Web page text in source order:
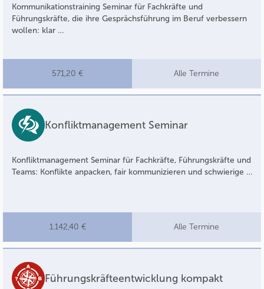
Kommunikationstraining Seminar für Fachkräfte und
Führungskräfte, die ihre Gesprächsführung im Beruf verbessern
wollen: klar …
571,20 € Alle Termine
Konfliktmanagement Seminar
Konfliktmanagement Seminar für Fachkräfte, Führungskräfte und
Teams: Konflikte anpacken, fair kommunizieren und schwierige …
1.142,40 € Alle Termine
Führungskräfteentwicklung kompakt